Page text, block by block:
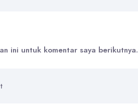
ini untuk komentar saya berikutnya.